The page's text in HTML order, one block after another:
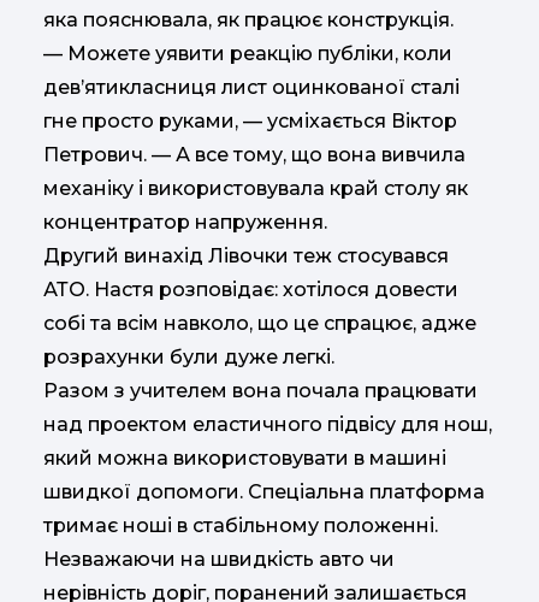
яка пояснювала, як працює конструкція.
— Можете уявити реакцію публіки, коли
дев’ятикласниця лист оцинкованої сталі
гне просто руками, — усміхається Віктор
Петрович. — А все тому, що вона вивчила
механіку і використовувала край столу як
концентратор напруження.
Другий винахід Лівочки теж стосувався
АТО. Настя розповідає: хотілося довести
собі та всім навколо, що це спрацює, адже
розрахунки були дуже легкі.
Разом з учителем вона почала працювати
над проектом еластичного підвісу для нош,
який можна використовувати в машині
швидкої допомоги. Спеціальна платформа
тримає ноші в стабільному положенні.
Незважаючи на швидкість авто чи
нерівність доріг, поранений залишається